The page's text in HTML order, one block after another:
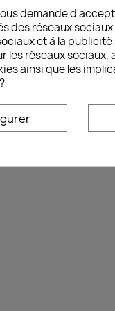
demande
des réseaux
et à la
les réseaux
ainsi que les